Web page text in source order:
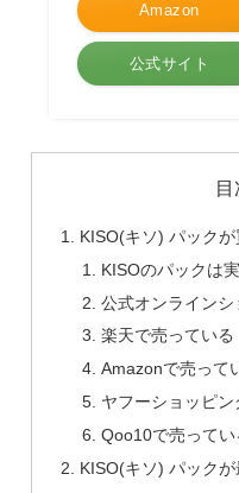
Amazon
公式サイト
目
KISO(キソ) パックが
KISOのパックは
公式オンライン
楽天で売っている
Amazonで売って
ヤフーショッピ
Qoo10で売ってい
KISO(キソ) パック